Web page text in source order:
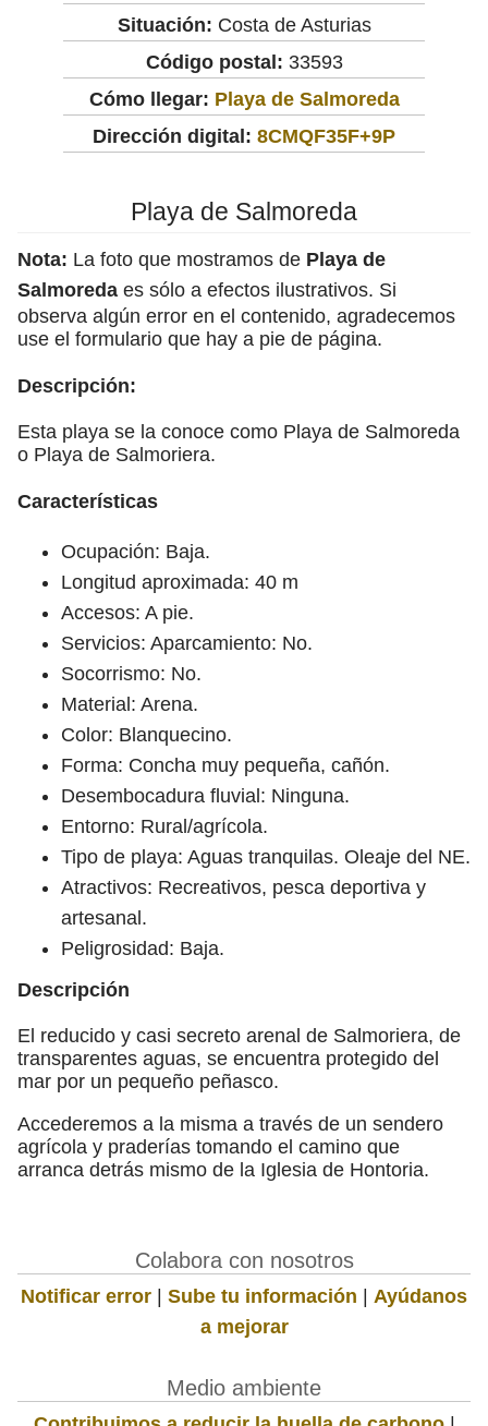
Situación: Costa de Asturias
Código postal: 33593
Cómo llegar: Playa de Salmoreda
Dirección digital: 8CMQF35F+9P
Playa de Salmoreda
Nota: La foto que mostramos de Playa de
Salmoreda es sólo a efectos ilustrativos. Si
observa algún error en el contenido, agradecemos
use el formulario que hay a pie de página.
Descripción:
Esta playa se la conoce como Playa de Salmoreda
o Playa de Salmoriera.
Características
Ocupación: Baja.
Longitud aproximada: 40 m
Accesos: A pie.
Servicios: Aparcamiento: No.
Socorrismo: No.
Material: Arena.
Color: Blanquecino.
Forma: Concha muy pequeña, cañón.
Desembocadura fluvial: Ninguna.
Entorno: Rural/agrícola.
Tipo de playa: Aguas tranquilas. Oleaje del NE.
Atractivos: Recreativos, pesca deportiva y
artesanal.
Peligrosidad: Baja.
Descripción
El reducido y casi secreto arenal de Salmoriera, de
transparentes aguas, se encuentra protegido del
mar por un pequeño peñasco.
Accederemos a la misma a través de un sendero
agrícola y praderías tomando el camino que
arranca detrás mismo de la Iglesia de Hontoria.
Colabora con nosotros
Notificar error | Sube tu información | Ayúdanos
a mejorar
Medio ambiente